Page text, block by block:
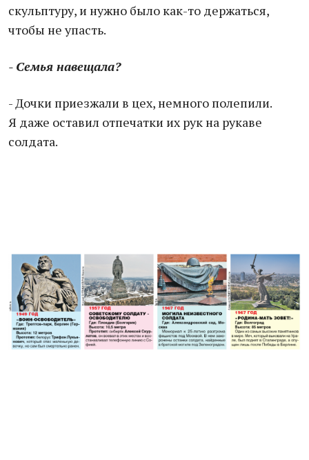
скульптуру, и нужно было как-то держаться,
чтобы не упасть.
- Семья навещала?
- Дочки приезжали в цех, немного полепили.
Я даже оставил отпечатки их рук на рукаве
солдата.